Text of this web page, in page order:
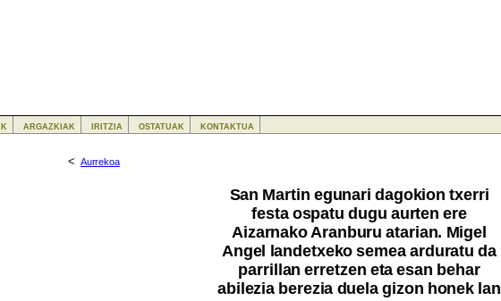
< Aurrekoa
San Martin egunari dagokion txerri
festa ospatu dugu aurten ere
Aizarnako Aranburu atarian. Migel
Angel landetxeko semea arduratu da
parrillan erretzen eta esan behar
abilezia berezia duela gizon honek lan
argazkiak iritzia ostatuak kontaktua